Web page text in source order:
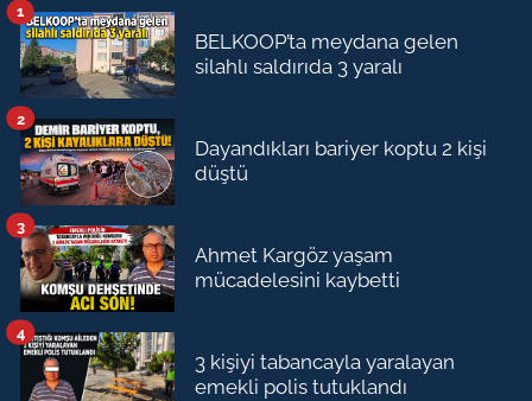
BELKOOP’ta meydana gelen
silahlı saldırıda 3 yaralı
1
Dayandıkları bariyer koptu 2 kişi
düştü
2
Ahmet Kargöz yaşam
mücadelesini kaybetti
3
3 kişiyi tabancayla yaralayan
emekli polis tutuklandı
4